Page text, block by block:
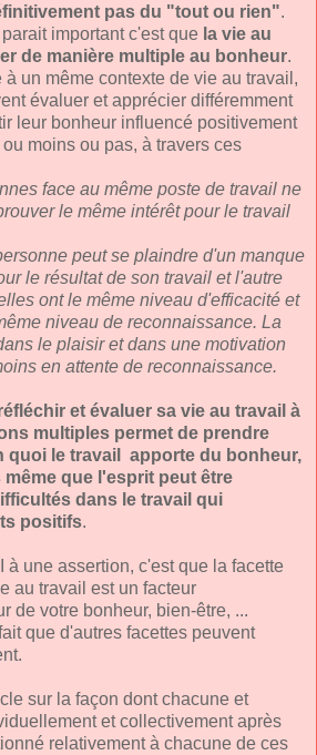
pas du "tout ou rien".
important c'est que la vie au
de manière multiple au bonheur.
à un même contexte de vie au travail,
évaluer et apprécier différemment
leur bonheur influencé positivement
moins ou pas, à travers ces
face au même poste de travail ne
le même intérêt pour le travail
peut se plaindre d'un manque
le résultat de son travail et l'autre
ont le même niveau d'efficacité et
niveau de reconnaissance. La
le plaisir et dans une motivation
en attente de reconnaissance.
et évaluer sa vie au travail à
multiples permet de prendre
quoi le travail apporte du bonheur,
même que l'esprit peut être
dans le travail qui
positifs.
à une assertion, c'est que la facette
au travail est un facteur
de votre bonheur, bien-être, ...
que d'autres facettes peuvent
sur la façon dont chacune et
et collectivement après
relativement à chacune de ces